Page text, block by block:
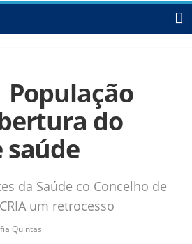
do
da Saúde co Concelho de
um retrocesso
Quintas